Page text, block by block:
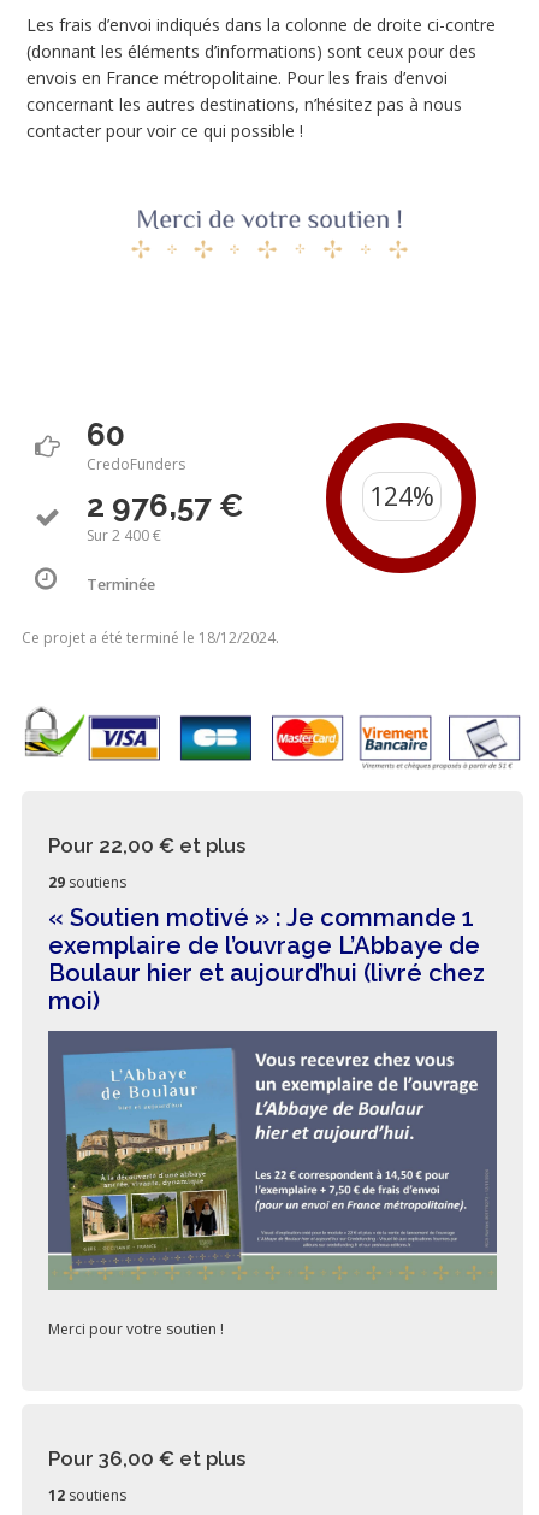
Les frais d’envoi indiqués dans la colonne de droite ci-contre
(donnant les éléments d’informations) sont ceux pour des
envois en France métropolitaine. Pour les frais d’envoi
concernant les autres destinations, n’hésitez pas à nous
contacter pour voir ce qui possible !
60
CredoFunders
2 976,57 €
Sur 2 400 €
Terminée
Ce projet a été terminé le 18/12/2024.
Pour 22,00 € et plus
29 soutiens
« Soutien motivé » : Je commande 1
exemplaire de l’ouvrage L’Abbaye de
Boulaur hier et aujourd’hui (livré chez
moi)
Merci pour votre soutien !
Pour 36,00 € et plus
12 soutiens